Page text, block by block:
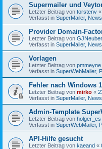
Supermailer und
Letzter Beitrag von torstenv «
Verfasst in SuperMailer,
Provider Domain-
Letzter Beitrag von GJNeuber
Verfasst in SuperMailer,
Vorlagen
Letzter Beitrag von pmmeyne
Verfasst in SuperWebMailer,
Fehler nach Windows
Letzter Beitrag von mirko «
Verfasst in SuperMailer,
Admin-Template
Letzter Beitrag von holger_es
Verfasst in SuperWebMailer,
API-Hilfe gesucht
Letzter Beitrag von kaeand «